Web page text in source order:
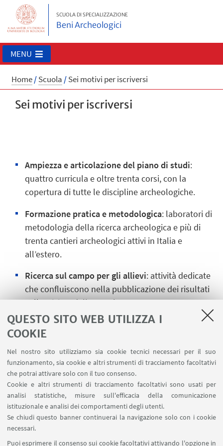
QUESTO SITO WEB UTILIZZA I
COOKIE
Nel nostro sito utilizziamo sia cookie tecnici necessari per il suo
funzionamento, sia cookie e altri strumenti di tracciamento facoltativi
che potrai attivare solo con il tuo consenso.
Cookie e altri strumenti di tracciamento facoltativi sono usati per
analisi statistiche, misure sull'efficacia della comunicazione
istituzionale e analisi dei comportamenti degli utenti.
Se chiudi questo banner continuerai la navigazione solo con i cookie
necessari.
Puoi esprimere il consenso sui cookie facoltativi attivando l'opzione in
SCUOLA DI SPECIALIZZAZIONE
Beni Archeologici
MENU
Home/Scuola /Sei motivi per iscriversi
Sei motivi per iscriversi
Ampiezza e articolazione del piano di studi:
quattro curricula e oltre trenta corsi, con la
copertura di tutte le discipline archeologiche.
Formazione pratica e metodologica: laboratori di
metodologia della ricerca archeologica e più di
trenta cantieri archeologici attivi in Italia e
all’estero.
Ricerca sul campo per gli allievi: attività dedicate
che confluiscono nella pubblicazione dei risultati
sullaRivista della Scuola Ocnus.
Tirocini professionalizzanti: progetti specifici
concordati con le sedi del MiBAC, finalizzati a una
formazione coerente con il quadro normativo e
professionale.
Sostegno agli studenti: disponibilità di due borse
di studio.
Riconoscimento internazionale: presenza e